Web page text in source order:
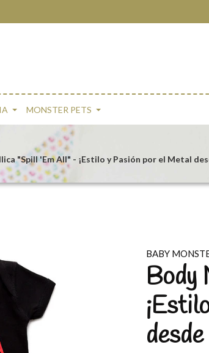
MONSTER PETS
"Spill 'Em All" - ¡Estilo y Pasión por el Metal
BABY
Body